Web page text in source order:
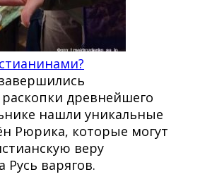
раскопки древнейшего
нашли уникальные
Рюрика, которые могут
веру
варягов.